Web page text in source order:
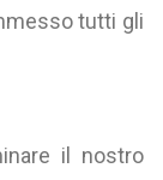
tutti gli
il nostro